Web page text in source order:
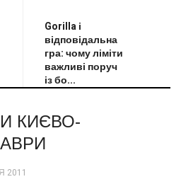
Gorilla і
відповідальна
гра: чому ліміти
важливі поруч
із бо...
КИЄВО-
2011